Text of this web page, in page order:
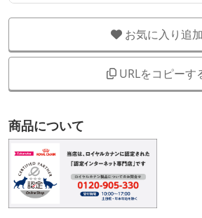
お気に入り追加
URLをコピーす
商品について